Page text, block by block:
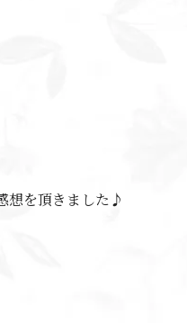
想を頂きました♪